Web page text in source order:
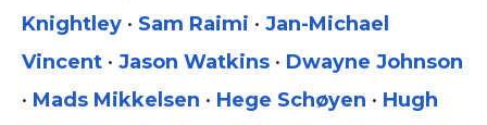
Knightley • Sam Raimi • Jan-Michael
Vincent • Jason Watkins • Dwayne Johnson
• Mads Mikkelsen • Hege Schøyen • Hugh